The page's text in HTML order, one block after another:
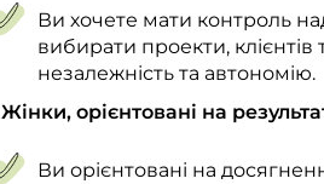
Ви хочете мати контроль
вибирати проекти,
незалежність та автономію.
Жінки, орієнтовані на
Ви орієнтовані на